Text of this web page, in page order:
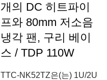
개의 DC 히트파이
프와 80mm 저소음
냉각 팬, 구리 베이
스 / TDP 110W
TTC-NK52TZ은(는) 1U/2U